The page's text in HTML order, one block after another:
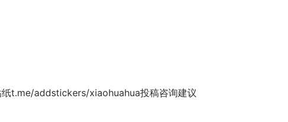
t.me/addstickers/xiaohuahua投稿咨询建议